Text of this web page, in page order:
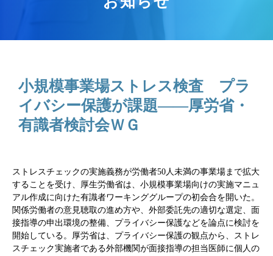
小規模事業場ストレス検査 プラ
イバシー保護が課題――厚労省・
有識者検討会ＷＧ
ストレスチェックの実施義務が労働者50人未満の事業場まで拡大
することを受け、厚生労働省は、小規模事業場向けの実施マニュ
アル作成に向けた有識者ワーキンググループの初会合を開いた。
関係労働者の意見聴取の進め方や、外部委託先の適切な選定、面
接指導の申出環境の整備、プライバシー保護などを論点に検討を
開始している。厚労省は、プライバシー保護の観点から、ストレ
スチェック実施者である外部機関が面接指導の担当医師に個人の